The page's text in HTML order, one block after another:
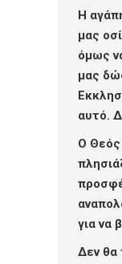
Η
μας
όμως
μας
αυτό.
Ο Θεός
για να
Δεν θα